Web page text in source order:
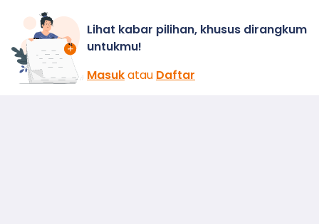
Lihat kabar pilihan, khusus dirangkum
untukmu!
Masukatau Daftar